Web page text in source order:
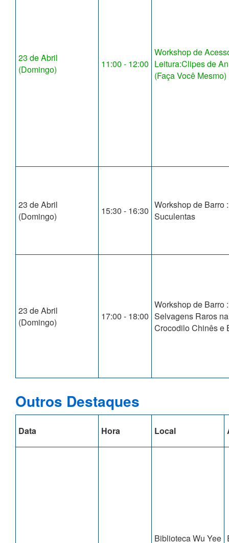
23 de Abril
(Domingo)
11:00 - 12:00
Workshop de
Leitura:Clipes de
(Faça Você Mesmo)
23 de Abril
(Domingo)
15:30 - 16:30
Workshop de Barro
Suculentas
23 de Abril
(Domingo)
17:00 - 18:00
Workshop de Barro
Selvagens Raros
Crocodilo Chinês e
Outros Destaques
Data Hora Local
Biblioteca Wu Yee